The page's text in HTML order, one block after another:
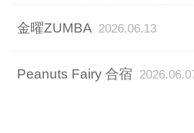
金曜ZUMBA 2026.06.13
Peanuts Fairy 合宿